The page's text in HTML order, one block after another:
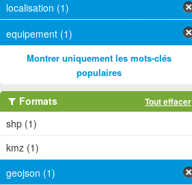
localisation (1)
equipement (1)
Montrer uniquement les mots-clés
populaires
Formats Tout effacer
shp (1)
kmz (1)
geojson (1)